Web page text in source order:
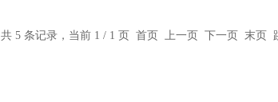
共 5 条记录，当前 1 / 1 页 首页 上一页 下一页 末页